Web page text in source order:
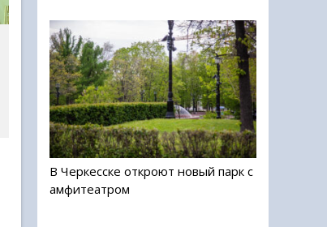
В Черкесске откроют новый парк с
амфитеатром